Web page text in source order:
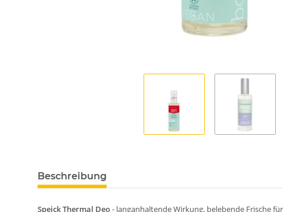
Beschreibung
Speick Thermal Deo- langanhaltende Wirkung, belebende Frische